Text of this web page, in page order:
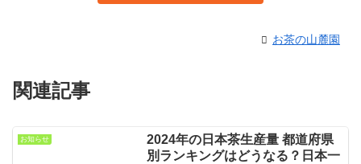
お茶の山麓園
関連記事
お知らせ
2024年の日本茶生産量 都道府県
別ランキングはどうなる？日本一